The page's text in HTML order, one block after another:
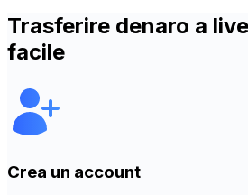
Trasferire denaro a
facile
Crea un account